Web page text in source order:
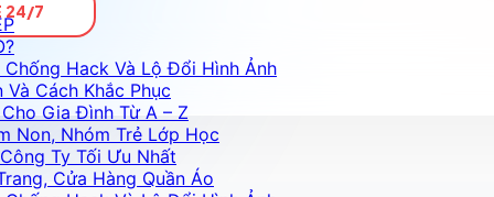
Hack Và Lộ Đổi Hình Ảnh
Cách Khắc Phục
Gia Đình Từ A – Z
Non, Nhóm Trẻ Lớp Học
Ty Tối Ưu Nhất
Cửa Hàng Quần Áo
24/7